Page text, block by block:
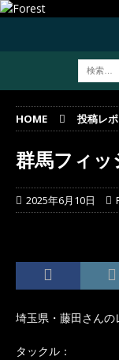
HOME 投稿レ
群馬フィ
2025年6月10日
埼玉県・藤田さんの
タックル：